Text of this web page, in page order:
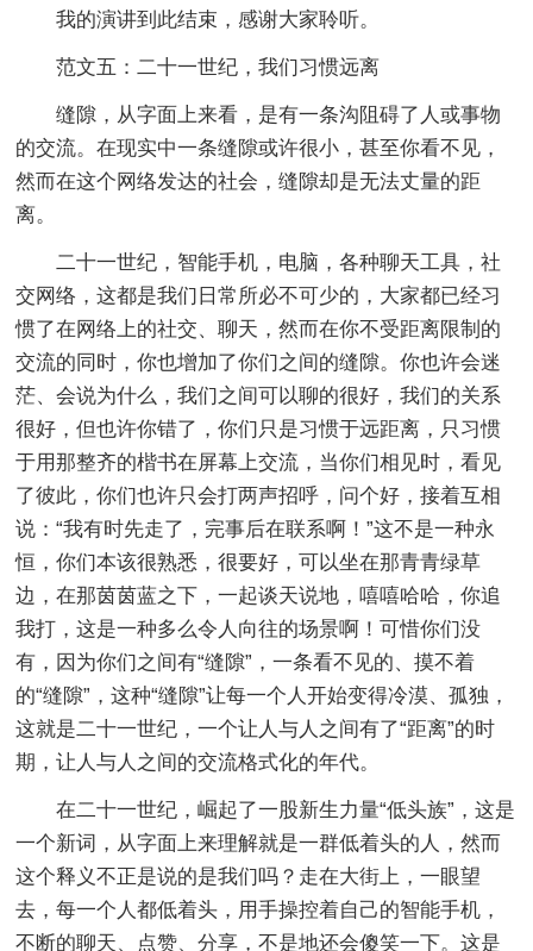
我的演讲到此结束，感谢大家聆听。
范文五：二十一世纪，我们习惯远离
缝隙，从字面上来看，是有一条沟阻碍了人或事物
的交流。在现实中一条缝隙或许很小，甚至你看不见，
然而在这个网络发达的社会，缝隙却是无法丈量的距
离。
二十一世纪，智能手机，电脑，各种聊天工具，社
交网络，这都是我们日常所必不可少的，大家都已经习
惯了在网络上的社交、聊天，然而在你不受距离限制的
交流的同时，你也增加了你们之间的缝隙。你也许会迷
茫、会说为什么，我们之间可以聊的很好，我们的关系
很好，但也许你错了，你们只是习惯于远距离，只习惯
于用那整齐的楷书在屏幕上交流，当你们相见时，看见
了彼此，你们也许只会打两声招呼，问个好，接着互相
说：“我有时先走了，完事后在联系啊！”这不是一种永
恒，你们本该很熟悉，很要好，可以坐在那青青绿草
边，在那茵茵蓝之下，一起谈天说地，嘻嘻哈哈，你追
我打，这是一种多么令人向往的场景啊！可惜你们没
有，因为你们之间有“缝隙”，一条看不见的、摸不着
的“缝隙”，这种“缝隙”让每一个人开始变得冷漠、孤独，
这就是二十一世纪，一个让人与人之间有了“距离”的时
期，让人与人之间的交流格式化的年代。
在二十一世纪，崛起了一股新生力量“低头族”，这是
一个新词，从字面上来理解就是一群低着头的人，然而
这个释义不正是说的是我们吗？走在大街上，一眼望
去，每一个人都低着头，用手操控着自己的智能手机，
不断的聊天、点赞、分享，不是地还会傻笑一下。这是